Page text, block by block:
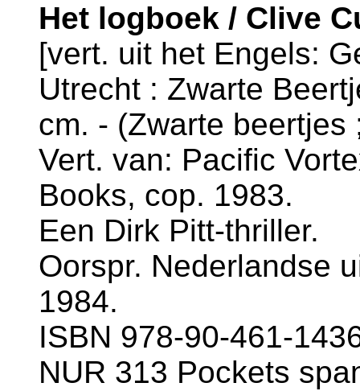
Het logboek / Clive
[vert. uit het Engels:
Utrecht : Zwarte
cm. - (Zwarte beertjes
Vert. van: Pacific
Books, cop. 1983.
Een Dirk Pitt-thriller.
Oorspr. Nederlandse
1984.
ISBN 978-90-461-
NUR 313 Pockets